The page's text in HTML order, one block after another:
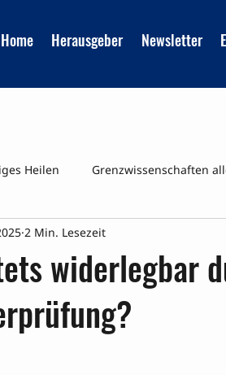
Home Herausgeber Newsletter
Heilen Grenzwissenschaften
UMFRAGEN
widerlegbar
2 Min. Lesezeit